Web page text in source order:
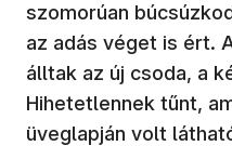
szomorúan
az adás véget is ért.
álltak az új csoda, a
Hihetetlennek tűnt,
üveglapján volt